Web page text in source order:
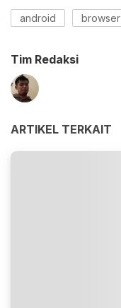
android browser
Tim Redaksi
ARTIKEL TERKAIT